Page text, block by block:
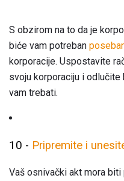
S obzirom na to da je
biće vam potreban
korporacije. Uspostavite
svoju korporaciju i
vam trebati.
10 - Pripremite i
Vaš osnivački akt mora